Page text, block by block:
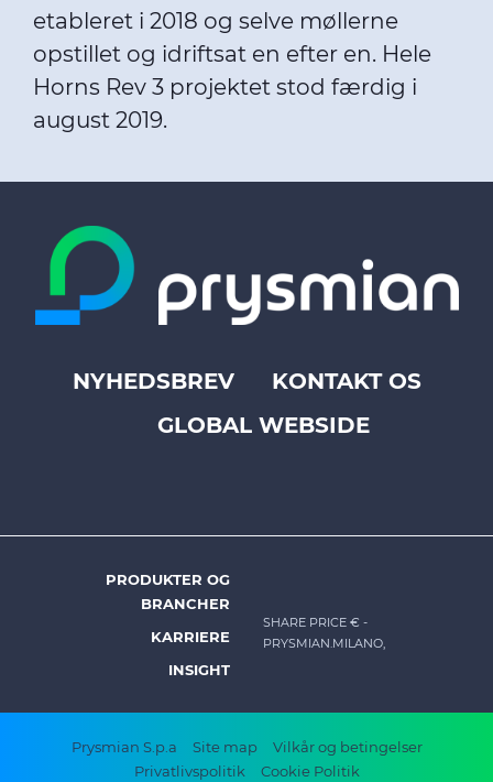
etableret i 2018 og selve møllerne
opstillet og idriftsat en efter en. Hele
Horns Rev 3 projektet stod færdig i
august 2019.
Footer
Prysmian
NYHEDSBREV
KONTAKT OS
GLOBAL WEBSIDE
menu
PRODUKTER OG
BRANCHER
KARRIERE
INSIGHT
SHARE PRICE € -
PRYSMIAN.MILANO,
Footer
Prysmian S.p.a Site map
Vilkår og betingelser
Privatlivspolitik
Cookie Politik